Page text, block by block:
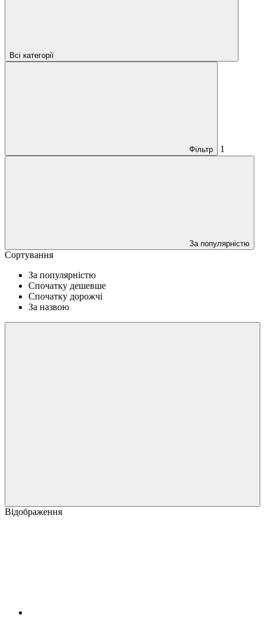
Всі категорії
Фільтр 1
За популярністю
Сортування
За популярністю
Спочатку дешевше
Спочатку дорожчі
За назвою
Відображення